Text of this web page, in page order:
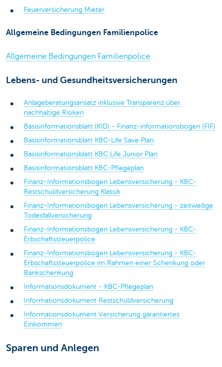
Feuerversicherung Mieter
Allgemeine Bedingungen Familienpolice
Allgemeine Bedingungen Familienpolice
Lebens- und Gesundheitsversicherungen
Anlageberatungsansatz inklusive Transparenz über
nachhaltige Risiken
Basisinformationsblatt (KID) - Finanz-informationsbogen (FIF)
Basisinformationsblatt KBC-Life Save Plan
Basisinformationsblatt KBC Life Junior Plan
Basisinformationsblatt KBC-Pflegeplan
Finanz-Informationsbogen Lebensversicherung - KBC-
Restschuldversicherung Klassik
Finanz-Informationsbogen Lebensversicherung - zeitweilige
Todesfallversicherung
Finanz-Informationsbogen Lebensversicherung - KBC-
Erbschaftssteuerpolice
Finanz-Informationsbogen Lebensversicherung - KBC-
Erbschaftssteuerpolice im Rahmen einer Schenkung oder
Bankschenkung
Informationsdokument - KBC-Pflegeplan
Informationsdokument Restschuldversicherung
Informationsdokument Versicherung garantiertes
Einkommen
Sparen und Anlegen